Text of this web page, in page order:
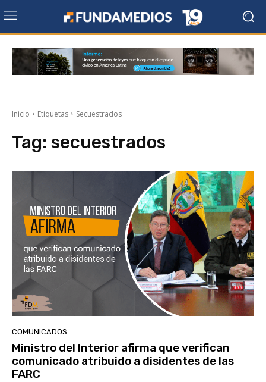
Inicio Etiquetas Secuestrados
Tag: secuestrados
COMUNICADOS
Ministro del Interior afirma que verifican
comunicado atribuido a disidentes de las
FARC